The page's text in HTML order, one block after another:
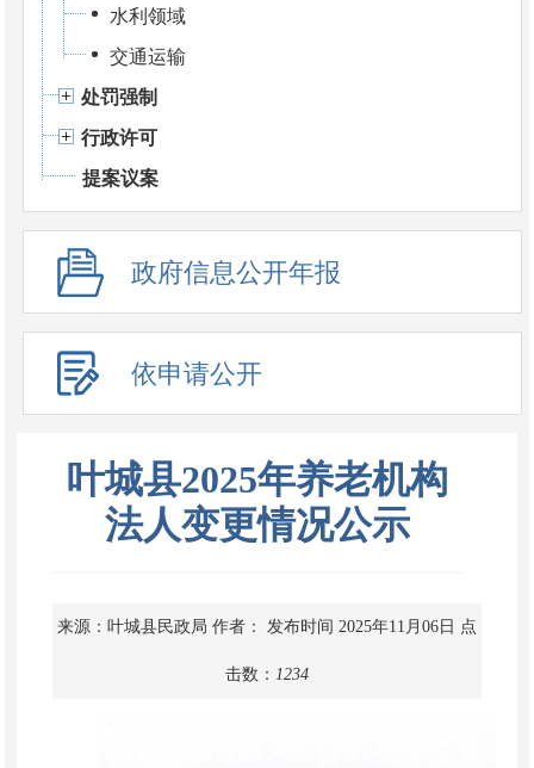
水利领域
交通运输
处罚强制
行政许可
提案议案
政府信息公开年报
依申请公开
叶城县2025年养老机构
法人变更情况公示
来源：叶城县民政局 作者： 发布时间 2025年11月06日 点
击数： 1234